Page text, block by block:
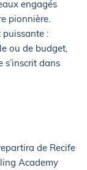
engagés
pionnière.
puissante :
ou de budget,
s’inscrit dans
de Recife
Academy